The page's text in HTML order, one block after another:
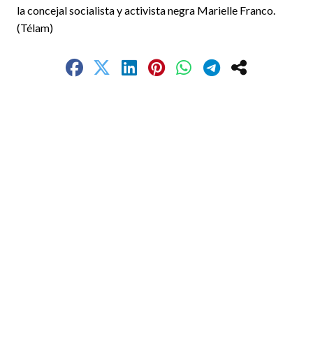
la concejal socialista y activista negra Marielle Franco.
(Télam)